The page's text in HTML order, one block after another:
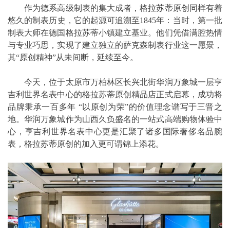
作为德系高级制表的集大成者，格拉苏蒂原创同样有着
悠久的制表历史，它的起源可追溯至1845年：当时，第一批
制表大师在德国格拉苏蒂小镇建立基业。他们凭借满腔热情
与专业巧思，实现了建立独立的萨克森制表行业这一愿景，
其“原创精神”从未间断，延续至今。
今天，位于太原市万柏林区长兴北街华润万象城一层亨
吉利世界名表中心的格拉苏蒂原创精品店正式启幕，成功将
品牌秉承一百多年 “以原创为荣”的价值理念谱写于三晋之
地。华润万象城作为山西久负盛名的一站式高端购物体验中
心，亨吉利世界名表中心更是汇聚了诸多国际奢侈名品腕
表，格拉苏蒂原创的加入更可谓锦上添花。